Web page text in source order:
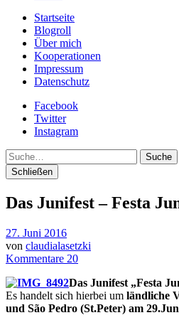
Startseite
Blogroll
Über mich
Kooperationen
Impressum
Datenschutz
Facebook
Twitter
Instagram
Suche
Schließen
Das Junifest – Festa
27. Juni 2016
von claudialasetzki
Kommentare 20
Das Junifest „Festa
Es handelt sich hierbei um ländliche
und São Pedro (St.Peter) am